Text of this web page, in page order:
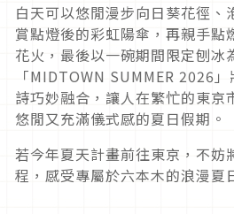
白天可以悠閒漫步向日葵花徑、
賞點燈後的彩虹陽傘，再親手點
花火，最後以一碗期間限定刨冰
「MIDTOWN SUMMER 2026
詩巧妙融合，讓人在繁忙的東京
悠閒又充滿儀式感的夏日假期。
若今年夏天計畫前往東京，不妨
程，感受專屬於六本木的浪漫夏